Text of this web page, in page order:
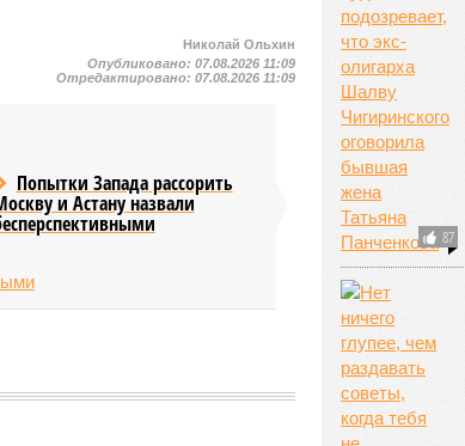
Николай Ольхин
Опубликовано:07.08.2026 11:09
Отредактировано:07.08.2026 11:09
Попытки Запада рассорить
и Астану назвали
87